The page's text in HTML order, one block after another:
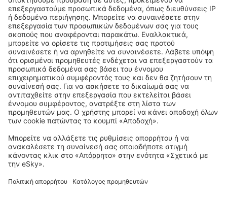
Προσπαθήστε να κάνετε αναζήτηση με διαφορετικά κριτήρια
Copyright © eSky.gr. Με την επιφύλαξη παντός νομίμου δικαιώματος.